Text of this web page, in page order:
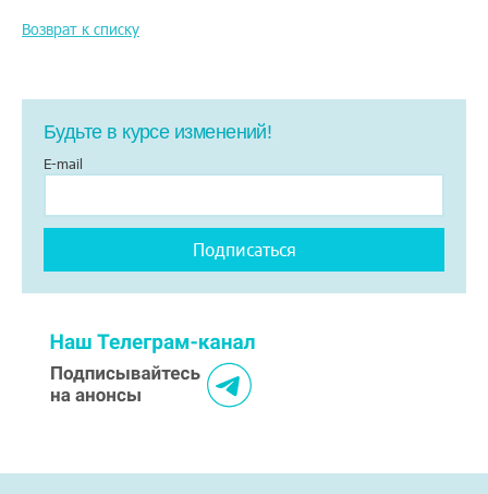
Возврат к списку
Будьте в курсе изменений!
E-mail